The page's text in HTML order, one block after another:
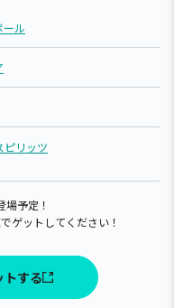
ール
ピリッツ
予定！
ゲットしてください！
トする